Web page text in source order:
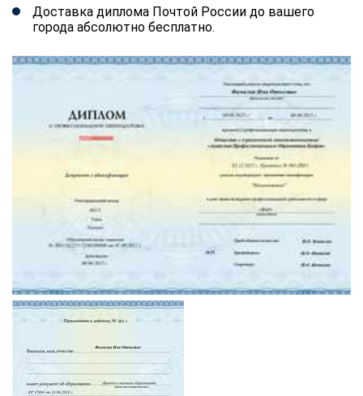
Доставка диплома Почтой России до вашего
города абсолютно бесплатно.